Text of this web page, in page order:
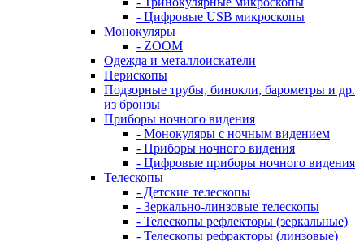
- Цифровые USB микроскопы
Монокуляры
- ZOOM
Одежда и металлоискатели
Перископы
Подзорные трубы, бинокли, барометры и др.
из бронзы
Приборы ночного видения
- Монокуляры с ночным видением
- Приборы ночного видения
- Цифровые приборы ночного видения
Телескопы
- Детские телескопы
- Зеркально-линзовые телескопы
- Телескопы рефлекторы (зеркальные)
- Телескопы рефракторы (линзовые)